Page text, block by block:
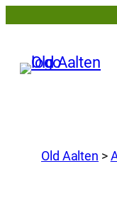
Old Aalten >